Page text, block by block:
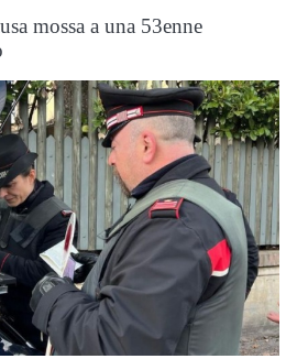
mossa a una 53enne